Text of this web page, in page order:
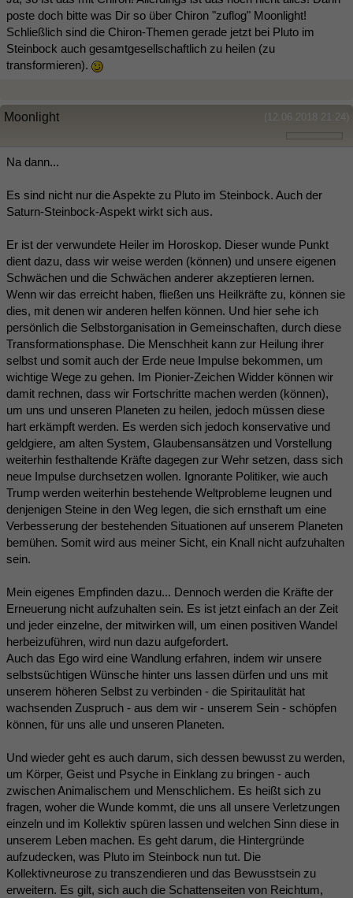
poste doch bitte was Dir so über Chiron "zuflog" Moonlight!
Schließlich sind die Chiron-Themen gerade jetzt bei Pluto im
Steinbock auch gesamtgesellschaftlich zu heilen (zu
transformieren).
(12.06.2018 21:24)
Moonlight
Na dann...
Es sind nicht nur die Aspekte zu Pluto im Steinbock. Auch der
Saturn-Steinbock-Aspekt wirkt sich aus.
Er ist der verwundete Heiler im Horoskop. Dieser wunde Punkt
dient dazu, dass wir weise werden (können) und unsere eigenen
Schwächen und die Schwächen anderer akzeptieren lernen.
Wenn wir das erreicht haben, fließen uns Heilkräfte zu, können sie
dies, mit denen wir anderen helfen können. Und hier sehe ich
persönlich die Selbstorganisation in Gemeinschaften, durch diese
Transformationsphase. Die Menschheit kann zur Heilung ihrer
selbst und somit auch der Erde neue Impulse bekommen, um
wichtige Wege zu gehen. Im Pionier-Zeichen Widder können wir
damit rechnen, dass wir Fortschritte machen werden (können),
um uns und unseren Planeten zu heilen, jedoch müssen diese
hart erkämpft werden. Es werden sich jedoch konservative und
geldgiere, am alten System, Glaubensansätzen und Vorstellung
weiterhin festhaltende Kräfte dagegen zur Wehr setzen, dass sich
neue Impulse durchsetzen wollen. Ignorante Politiker, wie auch
Trump werden weiterhin bestehende Weltprobleme leugnen und
denjenigen Steine in den Weg legen, die sich ernsthaft um eine
Verbesserung der bestehenden Situationen auf unserem Planeten
bemühen. Somit wird aus meiner Sicht, ein Knall nicht aufzuhalten
sein.
Mein eigenes Empfinden dazu... Dennoch werden die Kräfte der
Erneuerung nicht aufzuhalten sein. Es ist jetzt einfach an der Zeit
und jeder einzelne, der mitwirken will, um einen positiven Wandel
herbeizuführen, wird nun dazu aufgefordert.
Auch das Ego wird eine Wandlung erfahren, indem wir unsere
selbstsüchtigen Wünsche hinter uns lassen dürfen und uns mit
unserem höheren Selbst zu verbinden - die Spiritaulität hat
wachsenden Zuspruch - aus dem wir - unserem Sein - schöpfen
können, für uns alle und unseren Planeten.
Und wieder geht es auch darum, sich dessen bewusst zu werden,
um Körper, Geist und Psyche in Einklang zu bringen - auch
zwischen Animalischem und Menschlichem. Es heißt sich zu
fragen, woher die Wunde kommt, die uns all unsere Verletzungen
einzeln und im Kollektiv spüren lassen und welchen Sinn diese in
unserem Leben machen. Es geht darum, die Hintergründe
aufzudecken, was Pluto im Steinbock nun tut. Die
Kollektivneurose zu transzendieren und das Bewusstsein zu
erweitern. Es gilt, sich auch die Schattenseiten von Reichtum,